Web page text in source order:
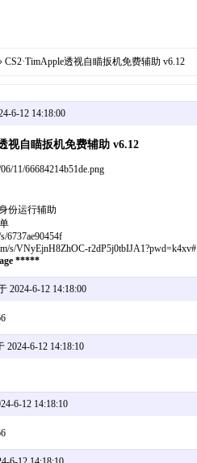
CS2·TimApple透视自瞄扳机免费辅助 v6.12
6-12 14:18:00
视自瞄扳机免费辅助 v6.12
11/66684214b51de.png
份运行辅助
6737ae90454f
s/VNyEjnH8ZhOC-r2dP5j0tbIJA1?pwd=k4xv#
*****
2024-6-12 14:18:00
2024-6-12 14:18:10
6-12 14:18:10